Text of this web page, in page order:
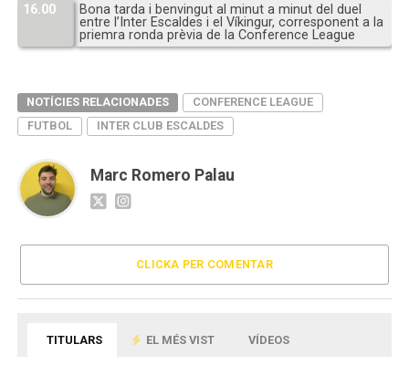
16.00
Bona tarda i benvingut al minut a minut del duel
entre l’Inter Escaldes i el Víkingur, corresponent a la
priemra ronda prèvia de la Conference League
NOTÍCIES RELACIONADES
CONFERENCE LEAGUE
FUTBOL
INTER CLUB ESCALDES
Marc Romero Palau
CLICKA PER COMENTAR
TITULARS EL MÉS VIST VÍDEOS